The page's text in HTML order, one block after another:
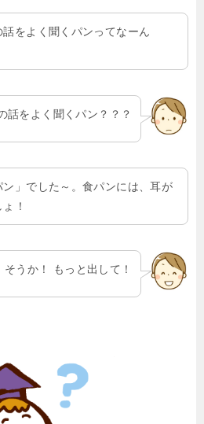
話をよく聞くパンってなーん
話をよく聞くパン？？？
」でした～。食パンには、耳が
！
そうか！ もっと出して！